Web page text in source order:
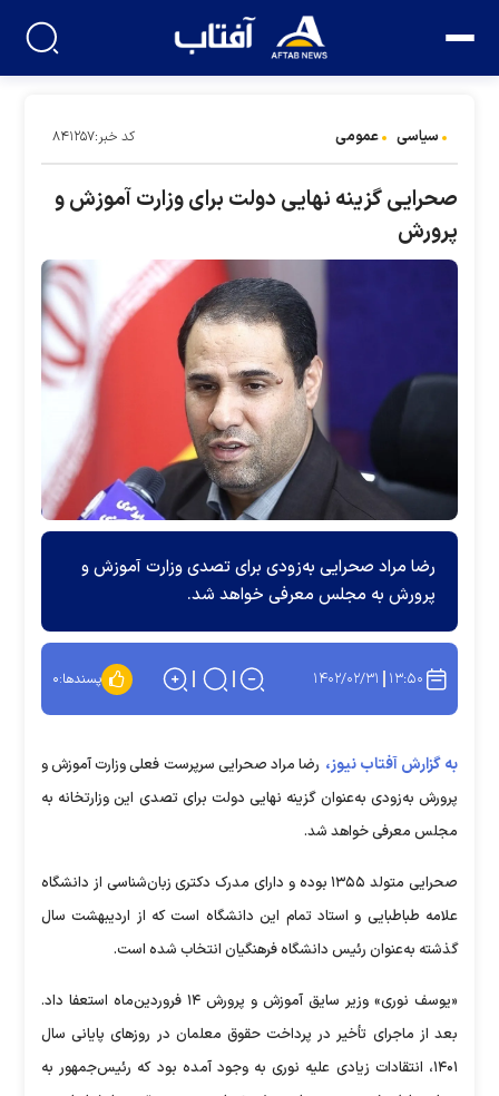
سیاسی عمومی کد خبر:۸۴۱۲۵۷
صحرایی گزینه نهایی دولت برای وزارت آموزش و
پرورش
رضا مراد صحرایی به‌زودی برای تصدی وزارت آموزش و
پرورش به مجلس معرفی خواهد شد.
۱۳:۵۰ ۱۴۰۲/۰۲/۳۱ پسندها:۰
به گزارش آفتاب نیوز، رضا مراد صحرایی سرپرست فعلی وزارت آموزش و
پرورش به‌زودی به‌عنوان گزینه نهایی دولت برای تصدی این وزارتخانه به
مجلس معرفی خواهد شد.
صحرایی متولد ۱۳۵۵ بوده و دارای مدرک دکتری زبان‌شناسی از دانشگاه
علامه طباطبایی و استاد تمام این دانشگاه است که از اردیبهشت سال
گذشته به‌عنوان رئیس دانشگاه فرهنگیان انتخاب شده است.
«یوسف نوری» وزیر سایق آموزش و پرورش ۱۴ فروردین‌ماه استعفا داد.
بعد از ماجرای تأخیر در پرداخت حقوق معلمان در روز‌های پایانی سال
۱۴۰۱، انتقادات زیادی علیه نوری به وجود آمده بود که رئیس‌جمهور به